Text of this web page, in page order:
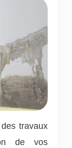
travaux
de vos